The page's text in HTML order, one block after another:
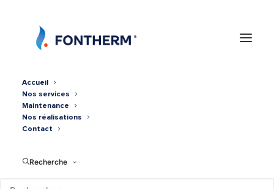
Accueil
Nos services
Maintenance
Nos réalisations
Contact
Recherche